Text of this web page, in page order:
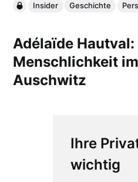
Ihre
wichtig
Insider Geschichte
Adélaïde
Menschlichkeit
Auschwitz